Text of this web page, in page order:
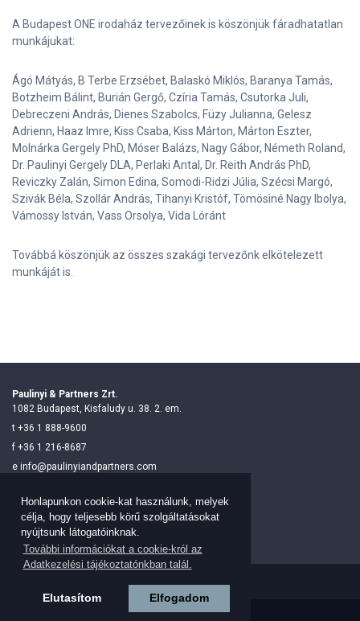
Honlapunkon cookie-kat használunk, melyek
célja, hogy teljesebb körű szolgáltatásokat
nyújtsunk látogatóinknak.
További információkat a cookie-król az
Adatkezelési tájékoztatónkban talál.
Elutasítom Elfogadom
A Budapest ONE irodaház tervezőinek is köszönjük fáradhatatlan
munkájukat:
Ágó Mátyás, B Terbe Erzsébet, Balaskó Miklós, Baranya Tamás,
Botzheim Bálint, Burián Gergő, Czíria Tamás, Csutorka Juli,
Debreczeni András, Dienes Szabolcs, Füzy Julianna, Gelesz
Adrienn, Haaz Imre, Kiss Csaba, Kiss Márton, Márton Eszter,
Molnárka Gergely PhD, Móser Balázs, Nagy Gábor, Németh Roland,
Dr. Paulinyi Gergely DLA, Perlaki Antal, Dr. Reith András PhD,
Reviczky Zalán, Simon Edina, Somodi-Ridzi Júlia, Szécsi Margó,
Szivák Béla, Szollár András, Tihanyi Kristóf, Tömösiné Nagy Ibolya,
Vámossy István, Vass Orsolya, Vida Lóránt
Továbbá köszönjük az összes szakági tervezőnk elkötelezett
munkáját is.
Paulinyi & Partners Zrt.
1082 Budapest, Kisfaludy u. 38. 2. em.
t +36 1 888-9600
f +36 1 216-8687
e info@paulinyiandpartners.com
Visit us on Facebook
Visit us on